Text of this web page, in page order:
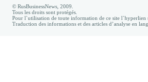
© RusBusinessNews, 2009.
Tous les droits sont protégés.
Pour l`utilisation de toute information de ce site l`hyperlien
Traduction des informations et des articles d’analyse en